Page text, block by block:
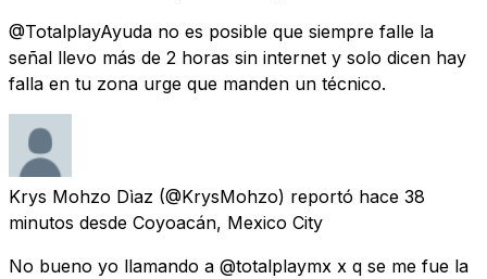
@TotalplayAyuda no es posible que siempre falle la
señal llevo más de 2 horas sin internet y solo dicen hay
falla en tu zona urge que manden un técnico.
Krys Mohzo Dìaz (@KrysMohzo) reportó hace 38
minutos desde Coyoacán, Mexico City
No bueno yo llamando a @totalplaymx x q se me fue la